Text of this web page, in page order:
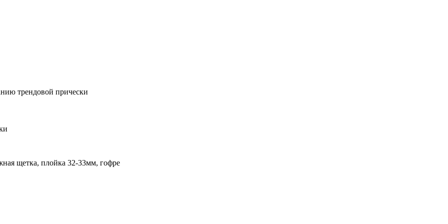
трендовой прически
щетка, плойка 32-33мм, гофре